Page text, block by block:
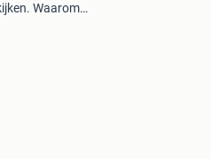
Waarom